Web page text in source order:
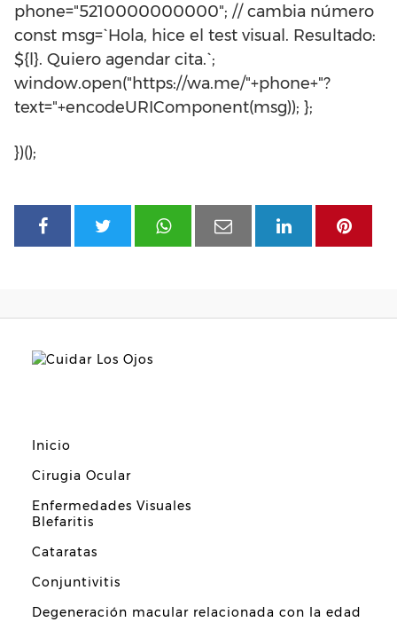
phone="5210000000000"; // cambia número
const msg=`Hola, hice el test visual. Resultado:
${l}. Quiero agendar cita.`;
window.open("https://wa.me/"+phone+"?
text="+encodeURIComponent(msg)); };
})();
Inicio
Cirugia Ocular
Enfermedades Visuales
Blefaritis
Cataratas
Conjuntivitis
Degeneración macular relacionada con la edad